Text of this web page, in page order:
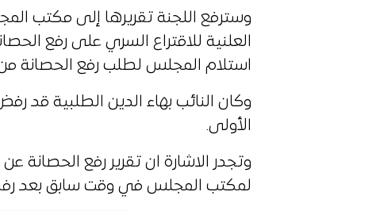
وسترفع اللجنة تقريرها إلى مكتب
العلنية للاقتراع السري على رفع
استلام المجلس لطلب رفع الحصانة من
وكان النائب بهاء الدين الطلبية قد
الأولى.
وتجدر الاشارة ان تقرير رفع
لمكتب المجلس في وقت سابق بعد